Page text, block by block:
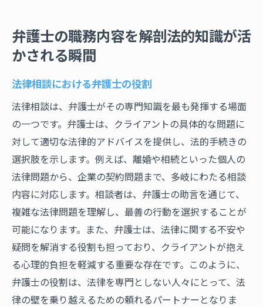
弁護士が関与する危機管理とリスクマネジ
メント
弁護士の日常法律相談から始まる専門的なサポ
ート
相談者のニーズを的確に把握する方法
初回相談での信頼構築のポイント
弁護士事務所での一日の流れ
クライアントとのコミュニケーション術
顧客満足度を高めるフォローアップ
個別案件への対応とそのプロセス
知られざる弁護士の役割裁判手続きの裏側に迫
る
裁判前の準備段階での業務
調停や和解のための戦略
弁護士の職務内容を解剖法的知識が活
かされる瞬間
法律相談における弁護士の役割
法律相談は、弁護士がその専門知識を最も発揮する場面
の一つです。弁護士は、クライアントの具体的な問題に
対して適切な法律的アドバイスを提供し、法的手続きの
選択肢を示します。例えば、離婚や相続といった個人の
法律問題から、企業の契約問題まで、多岐にわたる相談
内容に対応します。相談者は、弁護士の助言を通じて、
複雑な法律問題を理解し、最善の行動を選択することが
可能になります。また、弁護士は、法律に関する不安や
疑問を解消する役割も担っており、クライアントが抱え
る心理的負担を軽減する重要な存在です。このように、
弁護士の役割は、法律を専門としない人々にとって、法
律の壁を乗り越えるための頼れるパートナーとなりま